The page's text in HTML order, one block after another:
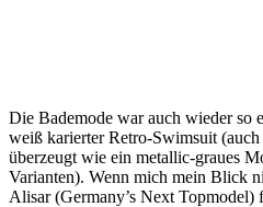
Die Bademode war auch wieder
weiß karierter Retro-Swimsuit
überzeugt wie ein metallic-graues
Varianten). Wenn mich mein Blick
Alisar (Germany’s Next Topmodel)